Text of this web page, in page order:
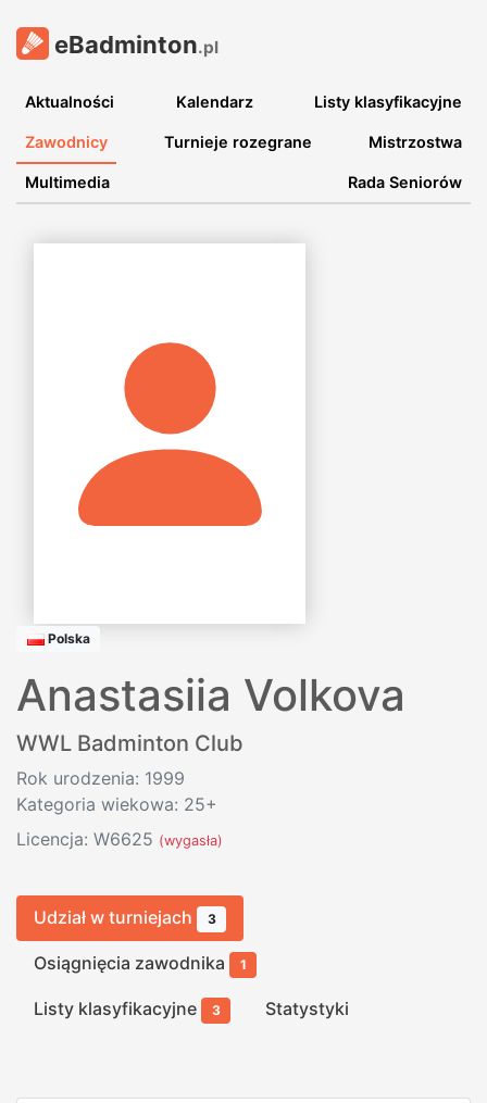
eBadminton.pl
Aktualności Kalendarz Listy klasyfikacyjne
Zawodnicy Turnieje rozegrane Mistrzostwa
Multimedia Rada Seniorów
Polska
Anastasiia Volkova
WWL Badminton Club
Rok urodzenia: 1999
Kategoria wiekowa: 25+
Licencja: W6625 (wygasła)
Udział w turniejach 3
Osiągnięcia zawodnika 1
Listy klasyfikacyjne 3 Statystyki